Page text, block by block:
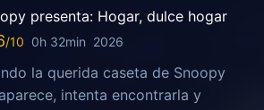
presenta: Hogar, dulce hogar
0h 32min 2026
la querida caseta de Snoopy
intenta encontrarla y